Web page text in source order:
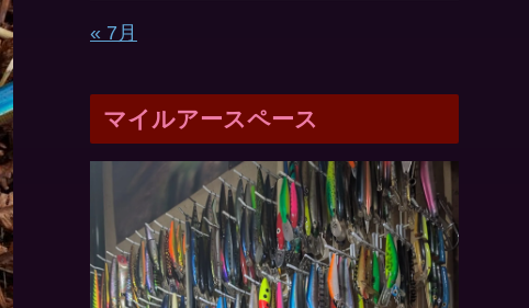
« 7月
マイルアースペース